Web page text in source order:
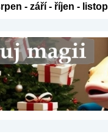
- září- říjen -